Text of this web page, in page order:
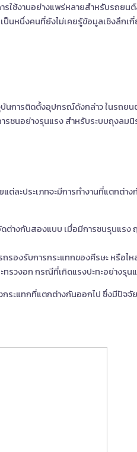
ใช้งานอย่างแพร่หลายสำหรับรถ
หนึ่งคนที่ยังไม่เคยรู้ข้อมูลเชิงลึกเ
รติดตั้งอุปกรณ์ดังกล่าว ในรถยน
ชนอย่างรุนแรง สำหรับระบบถุงลม
ละประเภทจะมีการทำงานที่แตกต่
างกันสองแบบ เมื่อมีการชนรุนแรง
รองรับการกระแทกของศีรษะ หรือไ
รวงอก กรณีที่เกิดแรงปะทะอย่างรุน
ะแทกที่แตกต่างกันออกไป ซึ่งมีปั